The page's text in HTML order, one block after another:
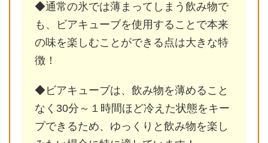
◆通常の氷では薄まってしまう飲み物で
も、ビアキューブを使用することで本来
の味を楽しむことができる点は大きな特
徴！
◆ビアキューブは、飲み物を薄めること
なく30分～１時間ほど冷えた状態をキー
プできるため、ゆっくりと飲み物を楽し